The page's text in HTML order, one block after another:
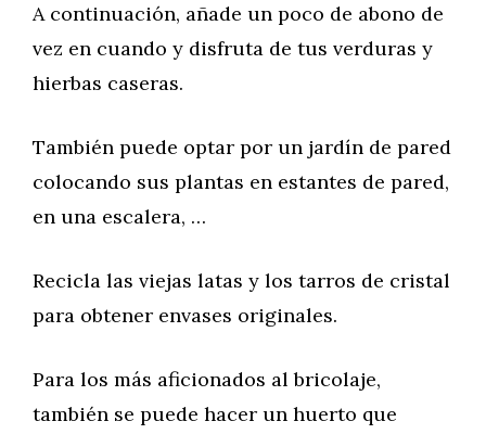
A continuación, añade un poco de abono de
vez en cuando y disfruta de tus verduras y
hierbas caseras.
También puede optar por un jardín de pared
colocando sus plantas en estantes de pared,
en una escalera, …
Recicla las viejas latas y los tarros de cristal
para obtener envases originales.
Para los más aficionados al bricolaje,
también se puede hacer un huerto que